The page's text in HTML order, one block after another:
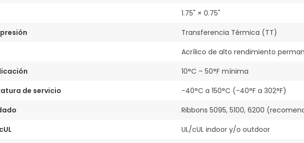
1.75" × 0.75"
Transferencia Térmica (TT)
Acrílico de alto rendimiento
10°C – 50°F mínima
de servicio
-40°C a 150°C (-40°F a 302°F)
Ribbons 5095, 5100, 6200
UL/cUL indoor y/o outdoor